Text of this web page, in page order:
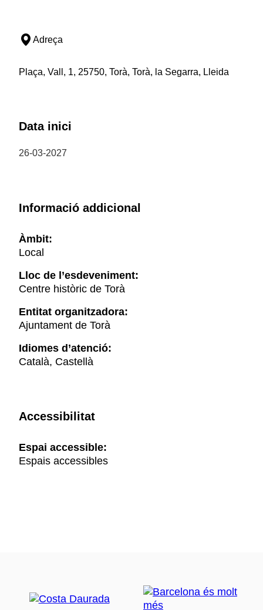
Adreça
Plaça, Vall, 1, 25750, Torà, Torà, la Segarra, Lleida
Data inici
26-03-2027
Informació addicional
Àmbit:
Local
Lloc de l’esdeveniment:
Centre històric de Torà
Entitat organitzadora:
Ajuntament de Torà
Idiomes d’atenció:
Català, Castellà
Accessibilitat
Espai accessible:
Espais accessibles